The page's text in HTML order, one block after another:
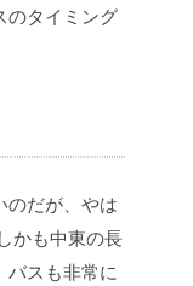
のタイミング
のだが、やは
しかも中東の長
バスも非常に